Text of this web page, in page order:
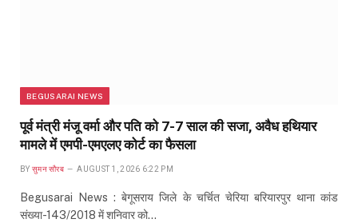
BEGUSARAI NEWS
पूर्व मंत्री मंजू वर्मा और पति को 7-7 साल की सजा, अवैध हथियार
मामले में एमपी-एमएलए कोर्ट का फैसला
BY सुमन सौरब AUGUST 1, 2026 6:22 PM
Begusarai News : बेगूसराय जिले के चर्चित चेरिया बरियारपुर थाना कांड
संख्या-143/2018 में शनिवार को…